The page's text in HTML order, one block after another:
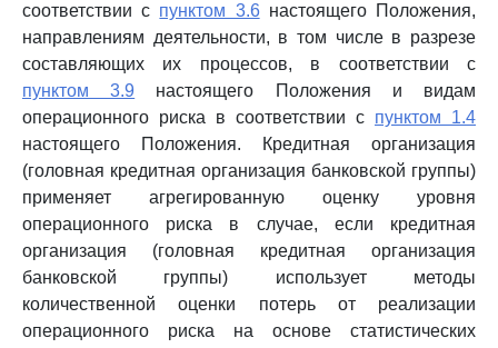
соответствии с пунктом 3.6настоящего Положения,
направлениям деятельности, в том числе в разрезе
составляющих их процессов, в соответствии с
пунктом 3.9 настоящего Положения и видам
операционного риска в соответствии с пунктом 1.4
настоящего Положения. Кредитная организация
(головная кредитная организация банковской группы)
применяет агрегированную оценку уровня
операционного риска в случае, если кредитная
организация (головная кредитная организация
банковской группы) использует методы
количественной оценки потерь от реализации
операционного риска на основе статистических